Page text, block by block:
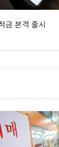
금 본격 출시